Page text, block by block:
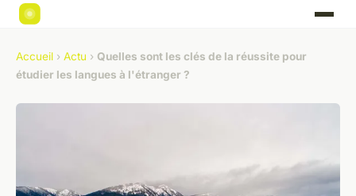
Accueil › Actu › Quelles sont les clés de la réussite pour
étudier les langues à l'étranger ?